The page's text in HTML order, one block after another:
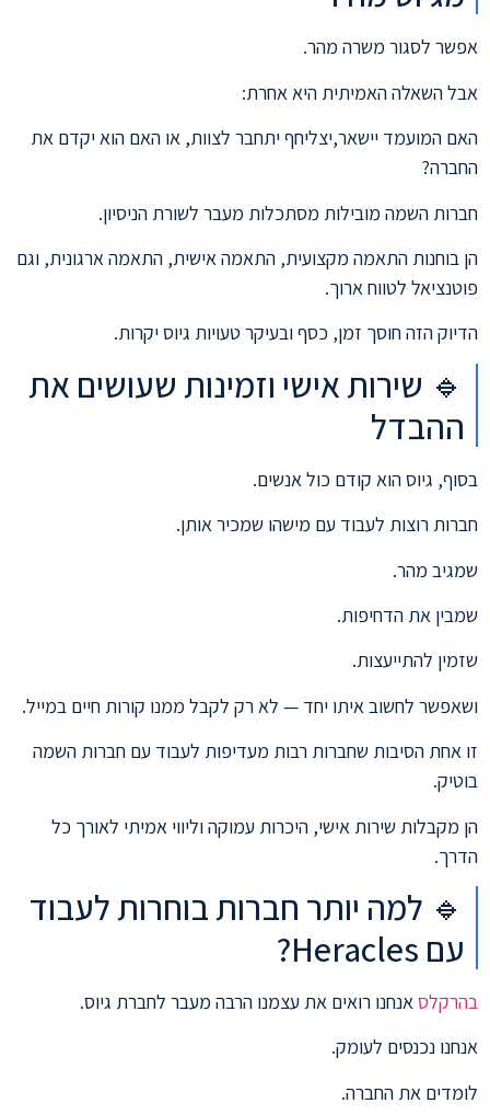
אפשר לסגור משרה מהר.
אבל השאלה האמיתית היא אחרת:
האם המועמד יישאר,יצליחף יתחבר לצוות, או האם הוא יקדם את
החברה?
חברות השמה מובילות מסתכלות מעבר לשורת הניסיון.
הן בוחנות התאמה מקצועית, התאמה אישית, התאמה ארגונית, וגם
פוטנציאל לטווח ארוך.
הדיוק הזה חוסך זמן, כסף ובעיקר טעויות גיוס יקרות.
🔹 שירות אישי וזמינות שעושים את
ההבדל
בסוף, גיוס הוא קודם כול אנשים.
חברות רוצות לעבוד עם מישהו שמכיר אותן.
שמגיב מהר.
שמבין את הדחיפות.
שזמין להתייעצות.
ושאפשר לחשוב איתו יחד — לא רק לקבל ממנו קורות חיים במייל.
זו אחת הסיבות שחברות רבות מעדיפות לעבוד עם חברות השמה
בוטיק.
הן מקבלות שירות אישי, היכרות עמוקה וליווי אמיתי לאורך כל
הדרך.
🔹 למה יותר חברות בוחרות לעבוד
עם Heracles?
בהרקלסאנחנו רואים את עצמנו הרבה מעבר לחברת גיוס.
אנחנו נכנסים לעומק.
לומדים את החברה.